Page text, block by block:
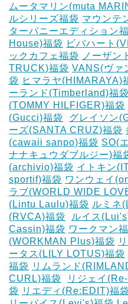
ムータマリン(muta
ルシリーズ福袋 マウンテ
ターバニーエディション
House)福袋 ビバハート
ックカフェ福袋
ノーザン
TRUCK)福袋 VANS(ヴァ
袋 ヒマラヤ(HIMARAYA)
ーランド(Timberland)福袋
(TOMMY HILFIGER)福袋
(Gucci)福袋
グレイソン
ーズ(SANTA CRUZ)福袋
(cawaii sanpo)福袋 SO(
ナナキュウダブルジー)福
(archivio)福袋 イトキン
sportif)福袋 ワンウェイ
ラブ(WORLD WIDE
(Lintu Laulu)福袋 ルミネ
(RVCA)福袋
ルイス
Cassin)福袋 ワークマン
(WORKMAN Plus)福袋
ータス(LILY LOTUS)福袋
福袋 リムランド
CURL)福袋
リジェイ
袋 リエディ(Re:EDIT)福袋